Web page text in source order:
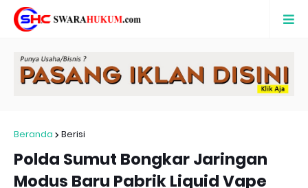
Beranda Berisi
Polda Sumut Bongkar Jaringan
Modus Baru Pabrik Liquid Vape